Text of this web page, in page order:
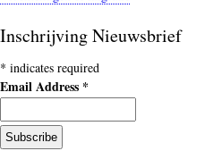
Inschrijving Nieuwsbrief
* indicates required
Email Address *